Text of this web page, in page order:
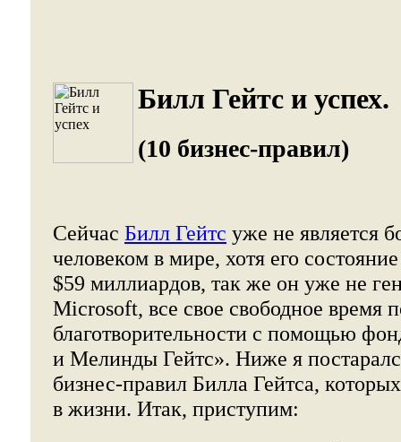
Билл Гейтс и успех.
(10 бизнес-правил)
Сейчас Билл Гейтс уже не является
человеком в мире, хотя его
$59 миллиардов, так же он уже не
Microsoft, все свое свободное время
благотворительности с помощью
и Мелинды Гейтс». Ниже я
бизнес-правил Билла Гейтса,
в жизни. Итак, приступим: